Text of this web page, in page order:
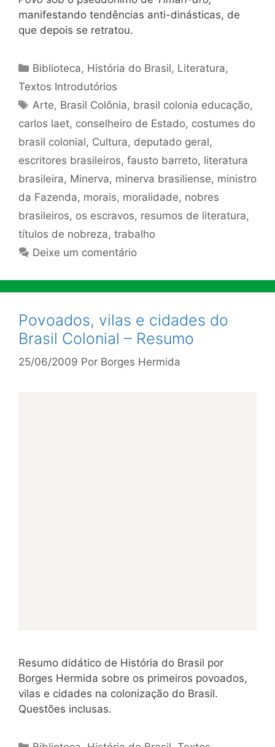
manifestando tendências anti-dinásticas, de
que depois se retratou.
Categorias
Biblioteca, História do Brasil, Literatura,
Textos Introdutórios
Tags
Arte, Brasil Colônia, brasil colonia educação,
carlos laet, conselheiro de Estado, costumes do
brasil colonial, Cultura, deputado geral,
escritores brasileiros, fausto barreto, literatura
brasileira, Minerva, minerva brasiliense, ministro
da Fazenda, morais, moralidade, nobres
brasileiros, os escravos, resumos de literatura,
títulos de nobreza, trabalho
Deixe um comentário
Povoados, vilas e cidades do
Brasil Colonial – Resumo
25/06/2009 Por Borges Hermida
Resumo didático de História do Brasil por
Borges Hermida sobre os primeiros povoados,
vilas e cidades na colonização do Brasil.
Questões inclusas.
Categorias